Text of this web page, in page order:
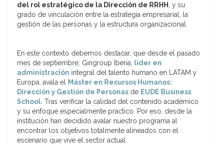
del rol estratégico de la Dirección de RRHH , y su
grado de vinculación entre la estrategia empresarial, la
gestión de las personas y la estructura organizacional.
En este contexto debemos destacar, que desde el pasado
mes de septiembre, Gingroup Iberia, líder en
administración integral del talento humano en LATAM y
Europa, avala el Máster en Recursos Humanos:
Dirección y Gestión de Personas de EUDE Business
School. Tras verificar la calidad del contenido académico
y su enfoque especialmente práctico. Por eso, desde la
institución han decidido avalar nuestro programa al
encontrar los objetivos totalmente alineados con el
escenario que vive el sector actual.